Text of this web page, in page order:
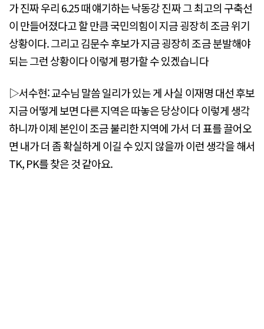
가 진짜 우리 6.25 때 얘기하는 낙동강 진짜 그 최고의 구축선
이 만들어졌다고 할 만큼 국민의힘이 지금 굉장히 조금 위기
상황이다. 그리고 김문수 후보가 지금 굉장히 조금 분발해야
되는 그런 상황이다 이렇게 평가할 수 있겠습니다
▷서수현: 교수님 말씀 일리가 있는 게 사실 이재명 대선 후보
지금 어떻게 보면 다른 지역은 따놓은 당상이다 이렇게 생각
하니까 이제 본인이 조금 불리한 지역에 가서 더 표를 끌어오
면 내가 더 좀 확실하게 이길 수 있지 않을까 이런 생각을 해서
TK, PK를 찾은 것 같아요.